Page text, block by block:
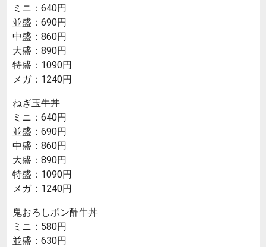
ミニ：640円
並盛：690円
中盛：860円
大盛：890円
特盛：1090円
メガ：1240円
ねぎ玉牛丼
ミニ：640円
並盛：690円
中盛：860円
大盛：890円
特盛：1090円
メガ：1240円
鬼おろしポン酢牛丼
ミニ：580円
並盛：630円